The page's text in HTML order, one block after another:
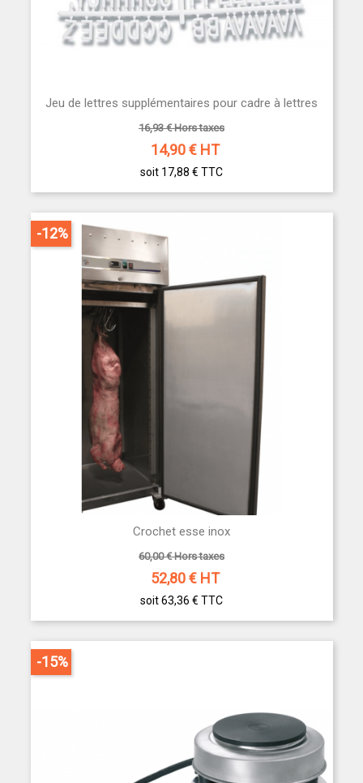
Jeu de lettres supplémentaires pour cadre à lettres
16,93 € Hors taxes
14,90€ HT
soit 17,88 € TTC
Crochet esse inox
60,00 € Hors taxes
52,80€ HT
soit 63,36 € TTC
-12%
-15%